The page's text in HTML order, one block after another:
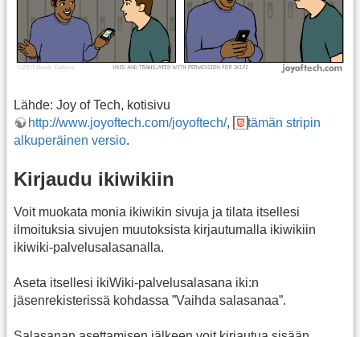
Lähde: Joy of Tech, kotisivu
http://www.joyoftech.com/joyoftech/,
tämän stripin
alkuperäinen versio.
Kirjaudu ikiwikiin
Voit muokata monia ikiwikin sivuja ja tilata itsellesi
ilmoituksia sivujen muutoksista kirjautumalla ikiwikiin
ikiwiki-palvelusalasanalla.
Aseta itsellesi ikiWiki-palvelusalasana iki:n
jäsenrekisterissä kohdassa ”Vaihda salasanaa”.